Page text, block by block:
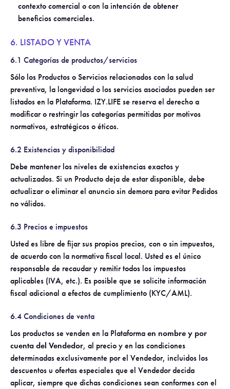
contexto comercial o con la intención de obtener
beneficios comerciales.
6. LISTADO Y VENTA
6.1 Categorías de productos/servicios
Sólo los Productos o Servicios relacionados con la salud
preventiva, la longevidad o los servicios asociados pueden ser
listados en la Plataforma. IZY.LIFE se reserva el derecho a
modificar o restringir las categorías permitidas por motivos
normativos, estratégicos o éticos.
6.2 Existencias y disponibilidad
Debe mantener los niveles de existencias exactos y
actualizados. Si un Producto deja de estar disponible, debe
actualizar o eliminar el anuncio sin demora para evitar Pedidos
no válidos.
6.3 Precios e impuestos
Usted es libre de fijar sus propios precios, con o sin impuestos,
de acuerdo con la normativa fiscal local. Usted es el único
responsable de recaudar y remitir todos los impuestos
aplicables (IVA, etc.). Es posible que se solicite información
fiscal adicional a efectos de cumplimiento (KYC/AML).
6.4 Condiciones de venta
Los productos se venden en la Plataforma en nombre y por
cuenta del Vendedor, al precio y en las condiciones
determinadas exclusivamente por el Vendedor, incluidos los
descuentos u ofertas especiales que el Vendedor decida
aplicar, siempre que dichas condiciones sean conformes con el